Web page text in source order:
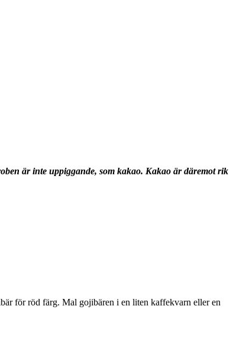
är inte uppiggande, som kakao. Kakao är däremot rik
för röd färg. Mal gojibären i en liten kaffekvarn eller en